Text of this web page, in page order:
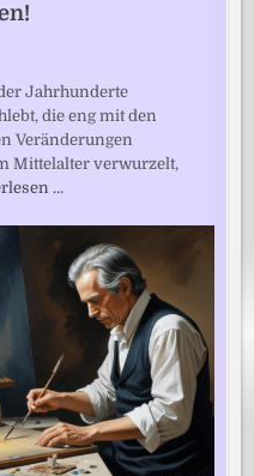
Jahrhunderte
die eng mit den
Veränderungen
Mittelalter verwurzelt,
…